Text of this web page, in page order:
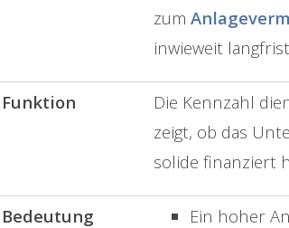
zum
inwieweit
Funktion
Die Kennzahl
zeigt, ob das
solide finanziert
Bedeutung
Ein hoher